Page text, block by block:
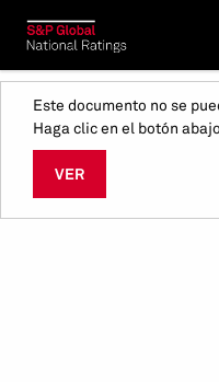
Este documento no se
Haga clic en el botón
VER